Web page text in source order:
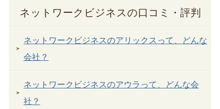
ネットワークビジネスの口コミ・評判
ネットワークビジネスのアリックスって、どんな
会社？
ネットワークビジネスのアウラって、どんな会
社？